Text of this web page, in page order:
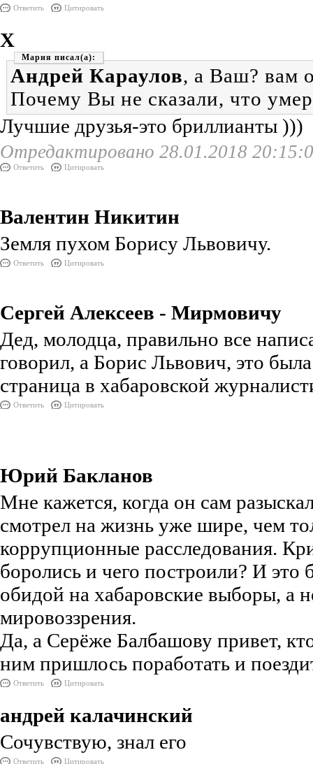
Ответить Цитировать
Х
Мария
Андрей Караулов, а Ваш? вам
Почему Вы не сказали, что
Лучшие друзья-это бриллианты )))
Отредактировано 28.01.2018
Ответить Цитировать
Валентин Никитин
Земля пухом Борису Львовичу.
Ответить Цитировать
Сергей Алексеев - Мирмовичу
Дед, молодца, правильно все
говорил, а Борис Львович, это
страница в хабаровской
Ответить Цитировать
Юрий Бакланов
Мне кажется, когда он сам
смотрел на жизнь уже шире, чем
коррупционные расследования.
боролись и чего построили? И это
обидой на хабаровские выборы, а
мировоззрения.
Да, а Серёже Балбашову привет,
ним пришлось поработать и
Ответить Цитировать
андрей калачинский
Сочувствую, знал его
Ответить Цитировать